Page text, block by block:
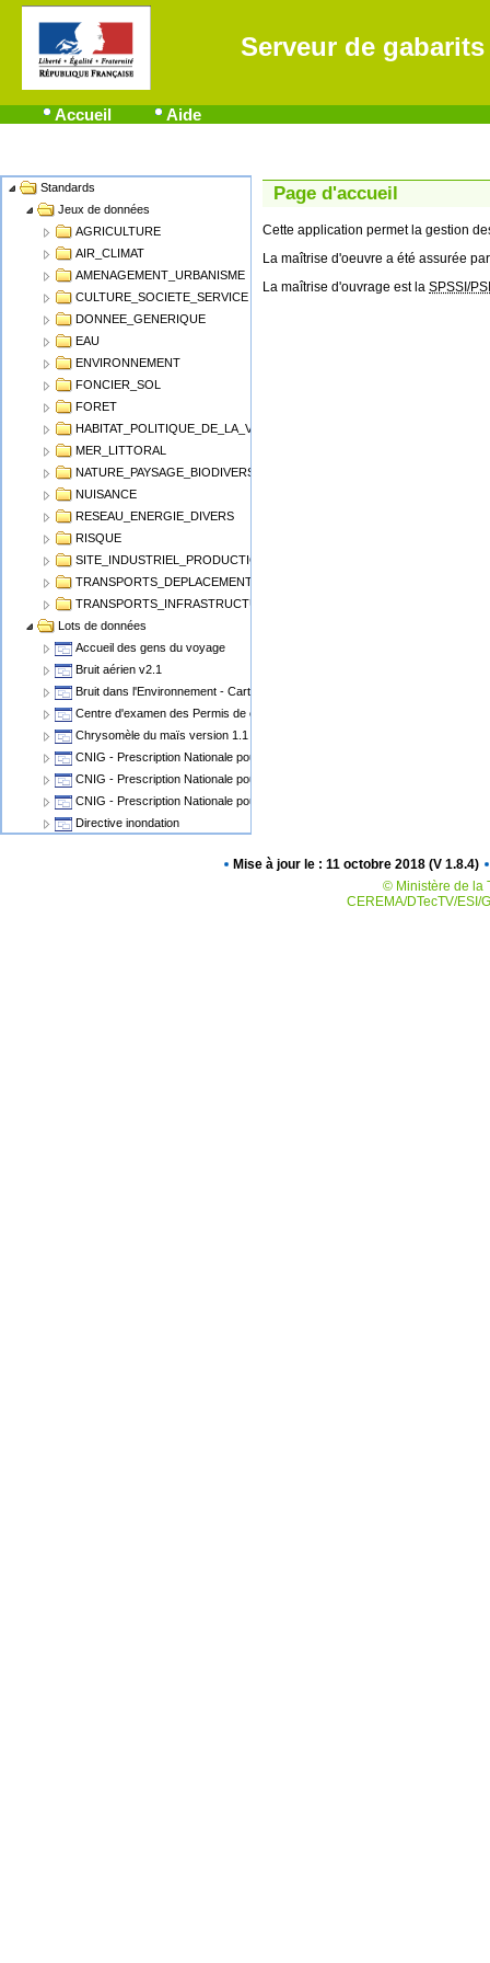
Serveur de gabarits
Accueil Aide
Name Standards
Jeux de données
AGRICULTURE
AIR_CLIMAT
AMENAGEMENT_URBANISME
CULTURE_SOCIETE_SERVICE
DONNEE_GENERIQUE
EAU
ENVIRONNEMENT
FONCIER_SOL
FORET
HABITAT_POLITIQUE_DE_LA_VILLE
MER_LITTORAL
NATURE_PAYSAGE_BIODIVERSITE
NUISANCE
RESEAU_ENERGIE_DIVERS
RISQUE
SITE_INDUSTRIEL_PRODUCTION
TRANSPORTS_DEPLACEMENT
TRANSPORTS_INFRASTRUCTURE
Lots de données
Accueil des gens du voyage
Bruit aérien v2.1
Bruit dans l'Environnement - Cartographie du Bruit v1.1
Centre d'examen des Permis de conduire
Chrysomèle du maïs version 1.1
CNIG - Prescription Nationale pour les Cartes Communales
CNIG - Prescription Nationale pour les PLU, POS
CNIG - Prescription Nationale pour les Servitudes d'Utilité Publique (SUP)
Directive inondation
Epidémiosurveillance animale
Page d'accueil
Cette application permet la gestion
La maîtrise d'oeuvre a été assurée
La maîtrise d'ouvrage est la SPSSI/
Mise à jour le : 11 octobre 2018 (V 1.8.4)
© Ministère de la
CEREMA/DTecTV/ESI/